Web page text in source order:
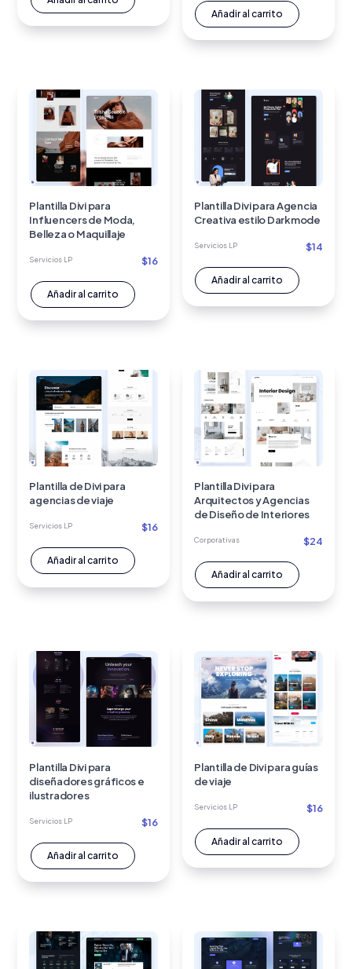
Añadir al carrito
Plantilla Divi para
Influencers de Moda,
Belleza o Maquillaje
Servicios LP $16
Añadir al carrito
Plantilla Divi para Agencia
Creativa estilo Darkmode
Servicios LP $14
Añadir al carrito
Plantilla de Divi para
agencias de viaje
Servicios LP $16
Añadir al carrito
Plantilla Divi para
Arquitectos y Agencias
de Diseño de Interiores
Corporativas $24
Añadir al carrito
Plantilla Divi para
diseñadores gráficos e
ilustradores
Servicios LP $16
Añadir al carrito
Plantilla de Divi para guías
de viaje
Servicios LP $16
Añadir al carrito